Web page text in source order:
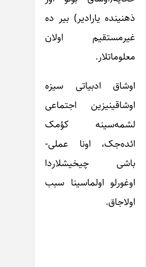
یارادیر) بیر ده
اولان
ادبیاتی سیزه
اجتماعی
کؤمک
اونا عملی-
چیخیشلاردا
اولماسینا سبب